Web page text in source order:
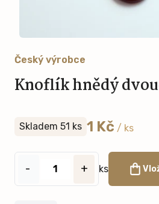
Knoflík hnědý
Český výrobce
Skladem 51 ks 1 Kč / ks
- + ks